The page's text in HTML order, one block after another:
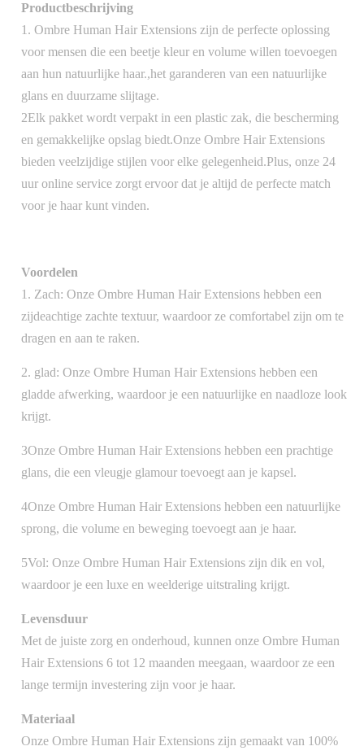
Productbeschrijving
1. Ombre Human Hair Extensions zijn de perfecte oplossing
voor mensen die een beetje kleur en volume willen toevoegen
aan hun natuurlijke haar.,het garanderen van een natuurlijke
glans en duurzame slijtage.
2Elk pakket wordt verpakt in een plastic zak, die bescherming
en gemakkelijke opslag biedt.Onze Ombre Hair Extensions
bieden veelzijdige stijlen voor elke gelegenheid.Plus, onze 24
uur online service zorgt ervoor dat je altijd de perfecte match
voor je haar kunt vinden.
Voordelen
1. Zach: Onze Ombre Human Hair Extensions hebben een
zijdeachtige zachte textuur, waardoor ze comfortabel zijn om te
dragen en aan te raken.
2. glad: Onze Ombre Human Hair Extensions hebben een
gladde afwerking, waardoor je een natuurlijke en naadloze look
krijgt.
3Onze Ombre Human Hair Extensions hebben een prachtige
glans, die een vleugje glamour toevoegt aan je kapsel.
4Onze Ombre Human Hair Extensions hebben een natuurlijke
sprong, die volume en beweging toevoegt aan je haar.
5Vol: Onze Ombre Human Hair Extensions zijn dik en vol,
waardoor je een luxe en weelderige uitstraling krijgt.
Levensduur
Met de juiste zorg en onderhoud, kunnen onze Ombre Human
Hair Extensions 6 tot 12 maanden meegaan, waardoor ze een
lange termijn investering zijn voor je haar.
Materiaal
Onze Ombre Human Hair Extensions zijn gemaakt van 100%